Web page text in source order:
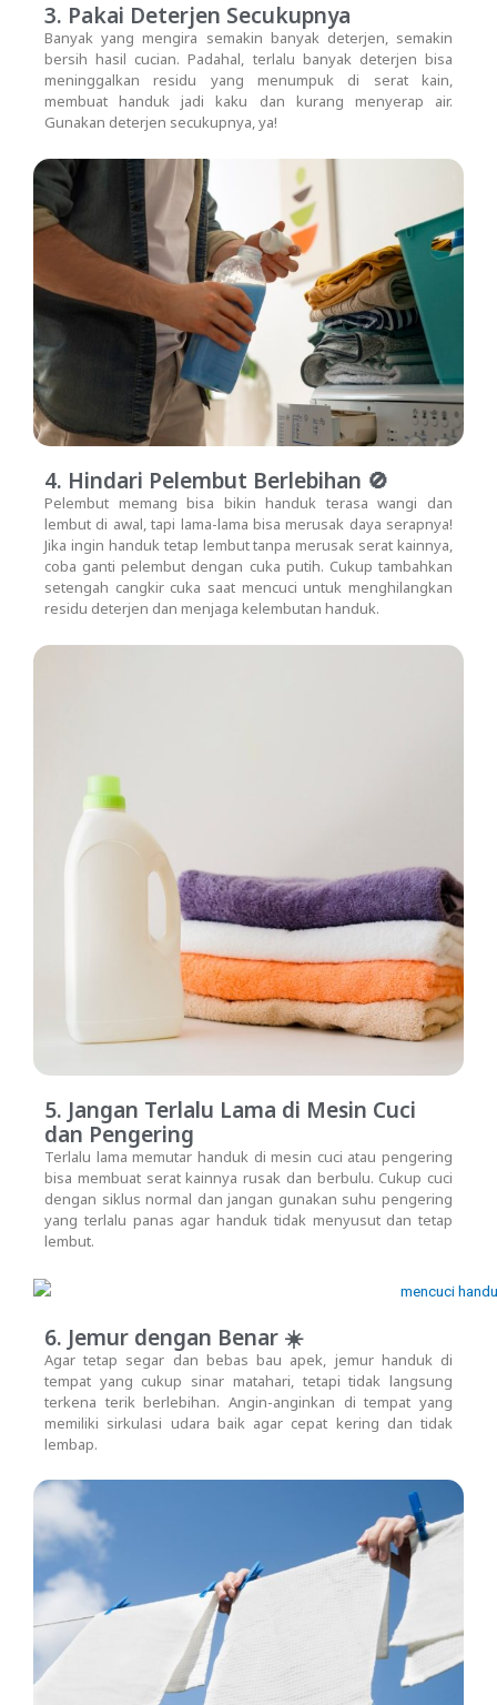
3. Pakai Deterjen Secukupnya
Banyak yang mengira semakin banyak deterjen, semakin
bersih hasil cucian. Padahal, terlalu banyak deterjen bisa
meninggalkan residu yang menumpuk di serat kain,
membuat handuk jadi kaku dan kurang menyerap air.
Gunakan deterjen secukupnya, ya!
4. Hindari Pelembut Berlebihan 🚫
Pelembut memang bisa bikin handuk terasa wangi dan
lembut di awal, tapi lama-lama bisa merusak daya serapnya!
Jika ingin handuk tetap lembut tanpa merusak serat kainnya,
coba ganti pelembut dengan cuka putih. Cukup tambahkan
setengah cangkir cuka saat mencuci untuk menghilangkan
residu deterjen dan menjaga kelembutan handuk.
5. Jangan Terlalu Lama di Mesin Cuci
dan Pengering
Terlalu lama memutar handuk di mesin cuci atau pengering
bisa membuat serat kainnya rusak dan berbulu. Cukup cuci
dengan siklus normal dan jangan gunakan suhu pengering
yang terlalu panas agar handuk tidak menyusut dan tetap
lembut.
6. Jemur dengan Benar ☀️
Agar tetap segar dan bebas bau apek, jemur handuk di
tempat yang cukup sinar matahari, tetapi tidak langsung
terkena terik berlebihan. Angin-anginkan di tempat yang
memiliki sirkulasi udara baik agar cepat kering dan tidak
lembap.